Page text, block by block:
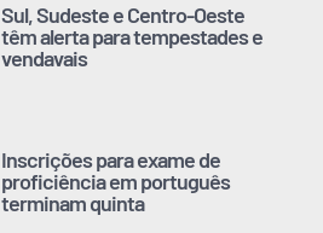
Sul, Sudeste e Centro-Oeste
têm alerta para tempestades e
vendavais
Inscrições para exame de
proficiência em português
terminam quinta